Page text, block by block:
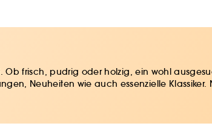
frisch, pudrig oder holzig, ein wohl
Neuheiten wie auch essenzielle Klassiker.